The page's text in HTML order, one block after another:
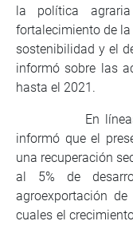
la política
fortalecimiento de
sostenibilidad y el
informó sobre las
hasta el 2021.
En líneas
informó que el
una recuperación
al 5% de
agroexportación
cuales el